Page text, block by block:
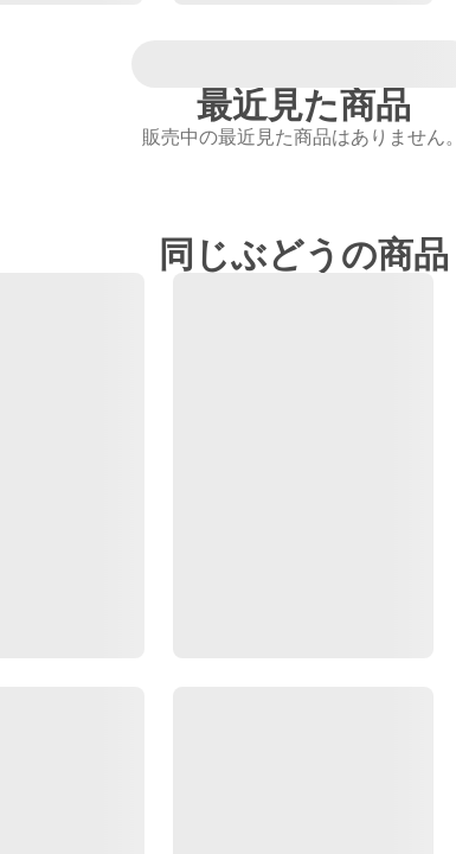
最近見た商品
販売中の最近見た商品はありません。
同じぶどうの商品